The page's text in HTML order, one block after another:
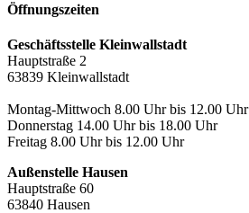
Öffnungszeiten
Geschäftsstelle Kleinwallstadt
Hauptstraße 2
63839 Kleinwallstadt
Montag-Mittwoch 8.00 Uhr bis 12.00 Uhr
Donnerstag 14.00 Uhr bis 18.00 Uhr
Freitag 8.00 Uhr bis 12.00 Uhr
Außenstelle Hausen
Hauptstraße 60
63840 Hausen